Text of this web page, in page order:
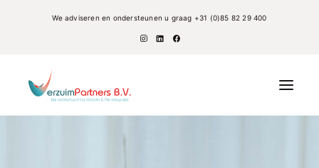
We adviseren en ondersteunen u graag +31 (0)85 82 29 400